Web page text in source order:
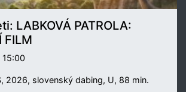
LABKOVÁ PATROLA:
FILM
2026, slovenský dabing, U, 88 min.